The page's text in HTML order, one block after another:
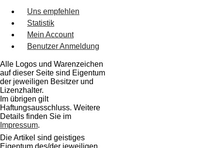
Uns empfehlen
Statistik
Mein Account
Benutzer Anmeldung
Alle Logos und Warenzeichen
auf dieser Seite sind Eigentum
der jeweiligen Besitzer und
Lizenzhalter.
Im übrigen gilt
Haftungsausschluss. Weitere
Details finden Sie im
Impressum.
Die Artikel sind geistiges
Eigentum des/der jeweiligen